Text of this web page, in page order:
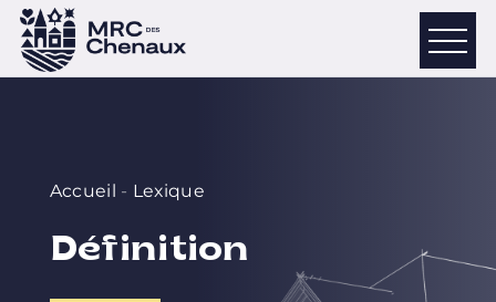
Accueil - Lexique
Définition